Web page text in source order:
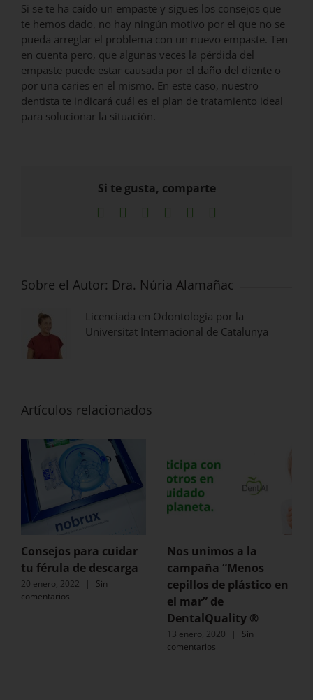
Si se te ha caído un empaste y sigues los consejos que
te hemos dado, no hay ningún motivo por el que no se
pueda arreglar el problema con un nuevo empaste. Ten
en cuenta pero, que algunas veces la pérdida del
empaste puede estar causada por el daño del diente o
por una caries en el mismo. En este caso, nuestro
dentista te indicará cuál es el plan de tratamiento ideal
para solucionar la situación.
Si te gusta, comparte
Facebook LinkedInWhatsApp
Pinterest
Sobre el Autor: Dra. Núria Alamañac
Licenciada en Odontología por la
Universitat Internacional de Catalunya
Artículos relacionados
Consejos para cuidar
tu férula de descarga
20 enero, 2022 |
Sin
comentarios
Nos unimos a la
campaña “Menos
cepillos de plástico en
el mar” de
DentalQuality ®
13 enero, 2020 |
Sin
comentarios